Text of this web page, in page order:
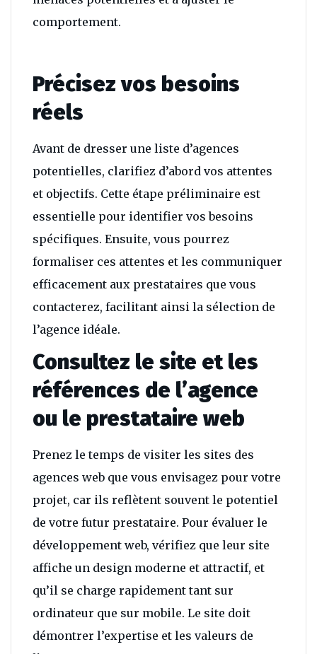
comportement.
Précisez vos besoins
réels
Avant de dresser une liste d’agences
potentielles, clarifiez d’abord vos attentes
et objectifs. Cette étape préliminaire est
essentielle pour identifier vos besoins
spécifiques. Ensuite, vous pourrez
formaliser ces attentes et les communiquer
efficacement aux prestataires que vous
contacterez, facilitant ainsi la sélection de
l’agence idéale.
Consultez le site et les
références de l’agence
ou le prestataire web
Prenez le temps de visiter les sites des
agences web que vous envisagez pour votre
projet, car ils reflètent souvent le potentiel
de votre futur prestataire. Pour évaluer le
développement web, vérifiez que leur site
affiche un design moderne et attractif, et
qu’il se charge rapidement tant sur
ordinateur que sur mobile. Le site doit
démontrer l’expertise et les valeurs de